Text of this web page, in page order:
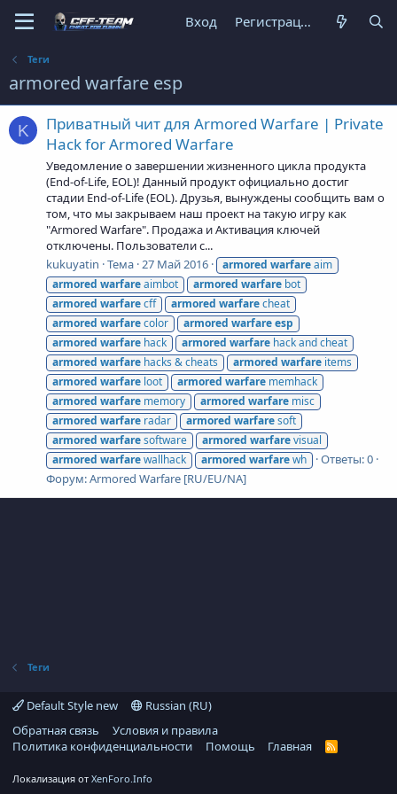
Вход Регистрация
Теги
armored warfare esp
K
Приватный чит для Armored Warfare | Private
Hack for Armored Warfare
Уведомление о завершении жизненного цикла продукта
(End-of-Life, EOL)! Данный продукт официально достиг
стадии End-of-Life (EOL). Друзья, вынуждены сообщить вам о
том, что мы закрываем наш проект на такую игру как
"Armored Warfare". Продажа и Активация ключей
отключены. Пользователи с...
kukuyatin Тема 27 Май 2016 armored warfareaim
armored warfareaimbot armored warfare bot
armored warfarecff armored warfarecheat
armored warfarecolor armored warfareesp
armored warfare hack armored warfare hack and cheat
armored warfare hacks & cheats armored warfare items
armored warfare loot armored warfare memhack
armored warfare memory armored warfare misc
armored warfare radar armored warfaresoft
armored warfaresoftware armored warfarevisual
armored warfarewallhack armored warfarewh
Ответы: 0
Форум:Armored Warfare [RU/EU/NA]
Теги
Default Style new
Russian (RU)
Обратная связь
Условия и правила
Политика конфиденциальности
Помощь Главная
R
Локализация от XenForo.Info